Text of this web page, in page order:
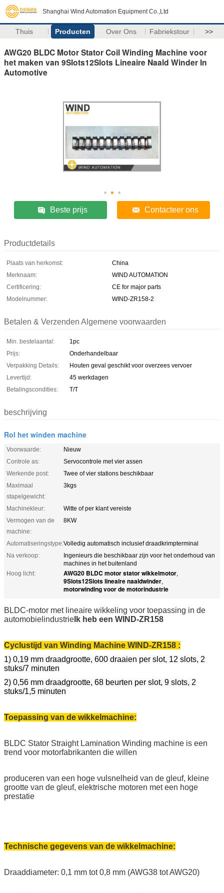
Shanghai Wind Automation Equipment Co.,Ltd
Thuis Producten Over Ons Fabriekstour >>
AWG20 BLDC Motor Stator Coil Winding Machine voor
het maken van 9Slots12Slots Lineaire Naald Winder In
Automotive
Beste prijs Contacteer ons
Productdetails
Plaats van herkomst:
China
Merknaam:
WIND AUTOMATION
Certificering:
CE for major parts
Modelnummer:
WIND-ZR158-2
Betalen & Verzenden Algemene voorwaarden
Min. bestelaantal:
1pc
Prijs:
Onderhandelbaar
Verpakking Details:
Houten geval geschikt voor overzees vervoer
Levertijd:
45 werkdagen
Betalingscondities:
T/T
beschrijving
Rol het winden machine
Voorwaarde:
Nieuw
Controle as:
Servocontrole met vier assen
Werkende post:
Twee of vier stations beschikbaar
Maximaal
stapelgewicht:
3kgs
Machinekleur:
Witte of per klant vereiste
Vermogen van de
machine:
8KW
Automatiseringstype:Volledig automatisch inclusief draadkrimpterminal
Na verkoop:
Ingenieurs die beschikbaar zijn voor het onderhoud van
machines in het buitenland
Hoog licht:
AWG20 BLDC motor stator wikkelmotor,
9Slots12Slots lineaire naaldwinder,
motorwinding voor de motorindustrie
BLDC-motor met lineaire wikkeling voor toepassing in de
automobielindustrie Ik heb een WIND-ZR158
Cyclustijd van Winding Machine WIND-ZR158 :
1) 0,19 mm draadgrootte, 600 draaien per slot, 12 slots, 2
stuks/7 minuten
2) 0,56 mm draadgrootte, 68 beurten per slot, 9 slots, 2
stuks/1,5 minuten
Toepassing van de wikkelmachine:
BLDC Stator Straight Lamination Winding machine is een
trend voor motorfabrikanten die willen
produceren van een hoge vulsnelheid van de gleuf, kleine
grootte van de gleuf, elektrische motoren met een hoge
prestatie
Technische gegevens van de wikkelmachine:
Draaddiameter: 0,1 mm tot 0,8 mm (AWG38 tot AWG20)